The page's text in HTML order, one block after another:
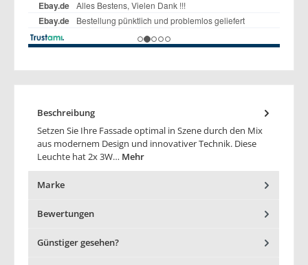
Beschreibung
Setzen Sie Ihre Fassade optimal in Szene durch den Mix
aus modernem Design und innovativer Technik. Diese
Leuchte hat 2x 3W… Mehr
Marke
Bewertungen
Günstiger gesehen?